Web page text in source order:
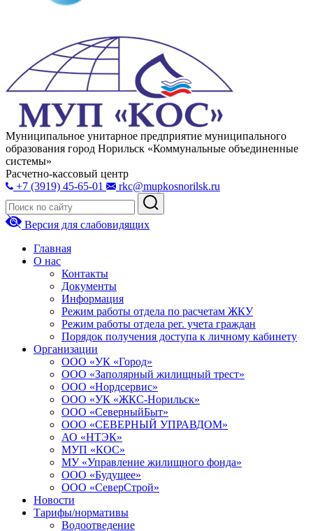
Муниципальное унитарное предприятие муниципального
образования город Норильск «Коммунальные объединенные
системы»
Расчетно-кассовый центр
+7 (3919) 45-65-01
rkc@mupkosnorilsk.ru
Версия для слабовидящих
Главная
О нас
Контакты
Документы
Информация
Режим работы отдела по расчетам ЖКУ
Режим работы отдела рег. учета граждан
Порядок получения доступа к личному кабинету
Организации
ООО «УК «Город»
ООО «Заполярный жилищный трест»
ООО «Нордсервис»
ООО «УК «ЖКС-Норильск»
ООО «СеверныйБыт»
ООО «СЕВЕРНЫЙ УПРАВДОМ»
АО «НТЭК»
МУП «КОС»
МУ «Управление жилищного фонда»
ООО «Будущее»
ООО «СеверСтрой»
Новости
Тарифы/нормативы
Водоотведение